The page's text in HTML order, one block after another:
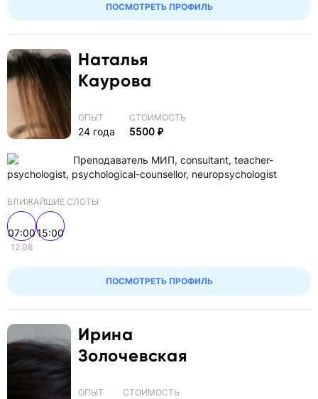
ПОСМОТРЕТЬ ПРОФИЛЬ
Наталья
Каурова
Преподаватель МИП, consultant, teacher-
psychologist, psychological-counsellor, neuropsychologist
ОПЫТ
24 года
СТОИМОСТЬ
5500 ₽
БЛИЖАЙШИЕ СЛОТЫ
07:00
12.08
15:00
ПОСМОТРЕТЬ ПРОФИЛЬ
Ирина
Золочевская
ОПЫТ СТОИМОСТЬ